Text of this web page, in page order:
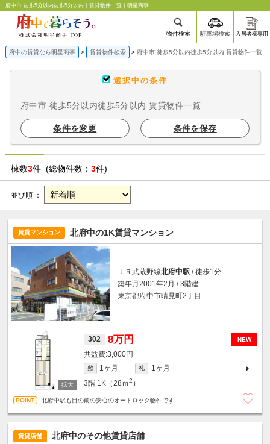
府中市 徒歩5分以内徒歩5分以内｜賃貸物件一覧｜明星商事
物件検索 駐車場検索 入居者様専用
府中の賃貸なら明星商事 賃貸物件検索 府中市 徒歩5分以内徒歩5分以内 賃貸物件一覧
選択中の条件
府中市 徒歩5分以内徒歩5分以内 賃貸物件一覧
条件を変更 条件を保存
棟数3件 (総物件数： 3件)
並び順 ：
賃貸マンション 北府中の1K賃貸マンション
ＪＲ武蔵野線北府中駅 / 徒歩1分
築年月2001年2月 / 3階建
東京都府中市晴見町2丁目
NEW
302 8万円
3,000円
敷 1ヶ月 礼
1ヶ月
3階 1K（28ｍ2 ）
北府中駅も目の前の安心のオートロック物件です
賃貸店舗 北府中のその他賃貸店舗